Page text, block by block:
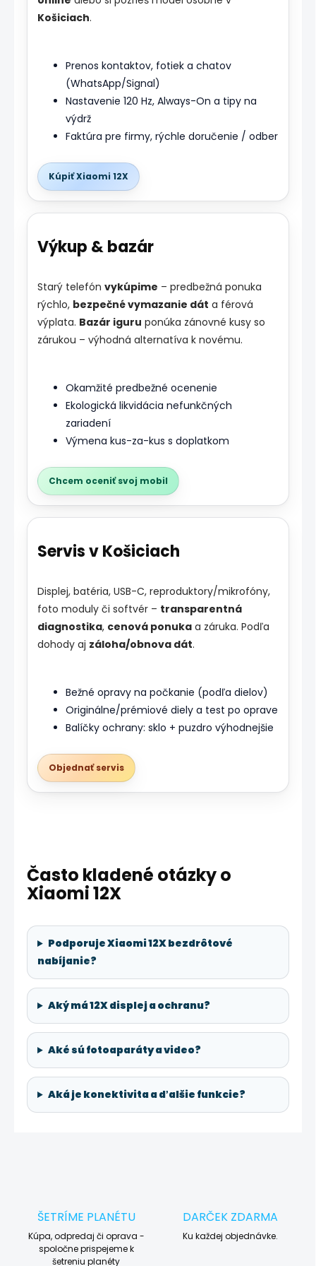
Košiciach.
Prenos kontaktov, fotiek a chatov
(WhatsApp/Signal)
Nastavenie 120 Hz, Always-On a tipy na
výdrž
Faktúra pre firmy, rýchle doručenie / odber
Kúpiť Xiaomi 12X
Výkup & bazár
Starý telefón vykúpime – predbežná ponuka
rýchlo, bezpečné vymazanie dát a férová
výplata. Bazár iguru ponúka zánovné kusy so
zárukou – výhodná alternatíva k novému.
Okamžité predbežné ocenenie
Ekologická likvidácia nefunkčných
zariadení
Výmena kus-za-kus s doplatkom
Chcem oceniť svoj mobil
Servis v Košiciach
Displej, batéria, USB-C, reproduktory/mikrofóny,
foto moduly či softvér – transparentná
diagnostika, cenová ponukaa záruka. Podľa
dohody aj záloha/obnova dát.
Bežné opravy na počkanie (podľa dielov)
Originálne/prémiové diely a test po oprave
Balíčky ochrany: sklo + puzdro výhodnejšie
Objednať servis
Často kladené otázky o
Xiaomi 12X
Podporuje Xiaomi 12X bezdrôtové
nabíjanie?
Aký má 12X displej a ochranu?
Aké sú fotoaparáty a video?
Aká je konektivita a ďalšie funkcie?
ŠETRÍME PLANÉTU
Kúpa, odpredaj či oprava -
spoločne prispejeme k
šetreniu planéty
DARČEK ZDARMA
Ku každej objednávke.